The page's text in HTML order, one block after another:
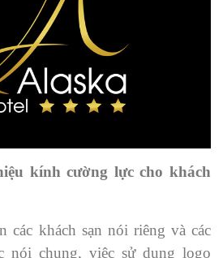
kính cường lực cho khách
các khách sạn nói riêng và các
nói chung, việc sử dụng logo